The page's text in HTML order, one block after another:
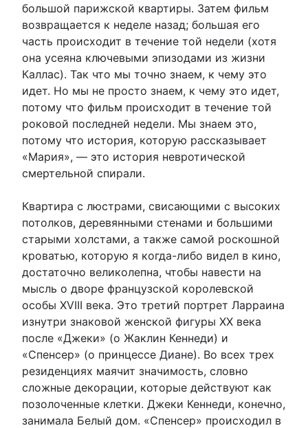
большой парижской квартиры. Затем фильм
возвращается к неделе назад; большая его
часть происходит в течение той недели (хотя
она усеяна ключевыми эпизодами из жизни
Каллас). Так что мы точно знаем, к чему это
идет. Но мы не просто знаем, к чему это идет,
потому что фильм происходит в течение той
роковой последней недели. Мы знаем это,
потому что история, которую рассказывает
«Мария», — это история невротической
смертельной спирали.
Квартира с люстрами, свисающими с высоких
потолков, деревянными стенами и большими
старыми холстами, а также самой роскошной
кроватью, которую я когда-либо видел в кино,
достаточно великолепна, чтобы навести на
мысль о дворе французской королевской
особы XVIII века. Это третий портрет Ларраина
изнутри знаковой женской фигуры XX века
после «Джеки» (о Жаклин Кеннеди) и
«Спенсер» (о принцессе Диане). Во всех трех
резиденциях маячит значимость, словно
сложные декорации, которые действуют как
позолоченные клетки. Джеки Кеннеди, конечно,
занимала Белый дом. «Спенсер» происходил в